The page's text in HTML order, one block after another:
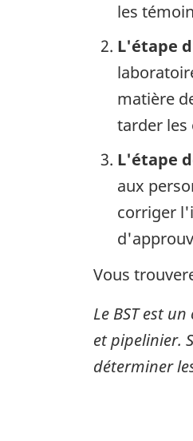
les
L'étape
matière
tarder les
L'étape
aux
corriger
Vous
Le BST est
et pipelinier.
déterminer